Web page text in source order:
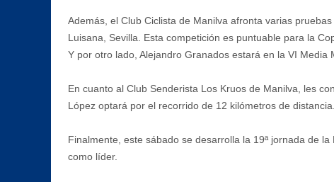
Además, el Club Ciclista de Manilva afronta varias
Luisana, Sevilla. Esta competición es puntuable para la
Y por otro lado, Alejandro Granados estará en la VI
En cuanto al Club Senderista Los Kruos de Manilva, les
López optará por el recorrido de 12 kilómetros de distancia.
Finalmente, este sábado se desarrolla la 19ª jornada de
como líder.